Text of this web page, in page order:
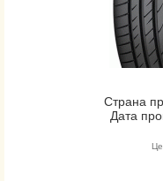
Страна
Дата